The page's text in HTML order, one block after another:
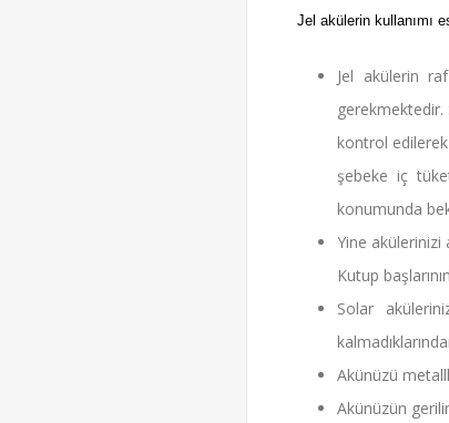
Jel akülerin kullanımı
Jel akülerin
kontrol edilerek
şebeke iç
konumunda
Yine akülerinizi
Kutup
Solar
Akünüzü
Akünüzün